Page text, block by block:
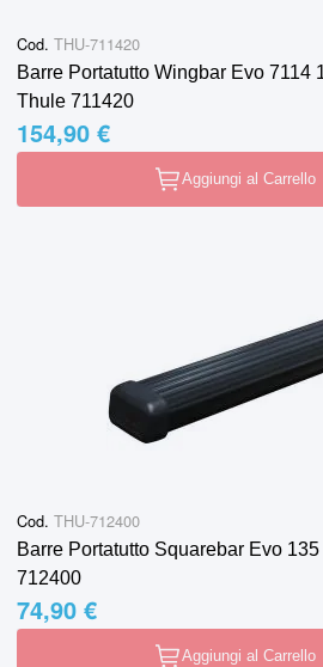
Cod. THU-711420
Barre Portatutto Wingbar Evo 7114
Thule 711420
154,90 €
Aggiungi al Carrello
Cod. THU-712400
Barre Portatutto Squarebar Evo
712400
74,90 €
Aggiungi al Carrello